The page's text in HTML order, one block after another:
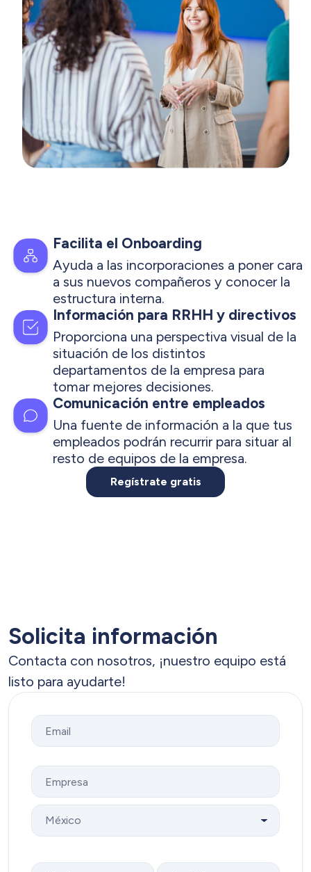
Facilita el Onboarding
Ayuda a las incorporaciones a poner cara
a sus nuevos compañeros y conocer la
estructura interna.
Información para RRHH y directivos
Proporciona una perspectiva visual de la
situación de los distintos
departamentos de la empresa para
tomar mejores decisiones.
Comunicación entre empleados
Una fuente de información a la que tus
empleados podrán recurrir para situar al
resto de equipos de la empresa.
Regístrate gratis
Solicita información
Contacta con nosotros, ¡nuestro equipo está
listo para ayudarte!